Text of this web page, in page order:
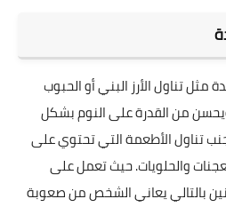
مثل تناول الأرز البني أو الحبوب
من القدرة على النوم بشكل
تناول الأطعمة التي تحتوي على
والحلويات. حيث تعمل على
بالتالي يعاني الشخص من صعوبة